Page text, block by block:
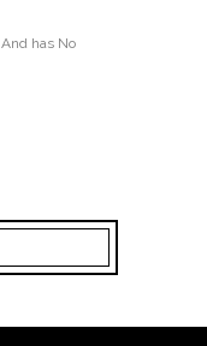
And has No